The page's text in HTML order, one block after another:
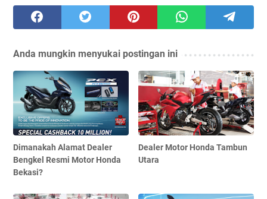
Anda mungkin menyukai postingan ini
Dimanakah Alamat Dealer
Bengkel Resmi Motor Honda
Bekasi?
Dealer Motor Honda Tambun
Utara